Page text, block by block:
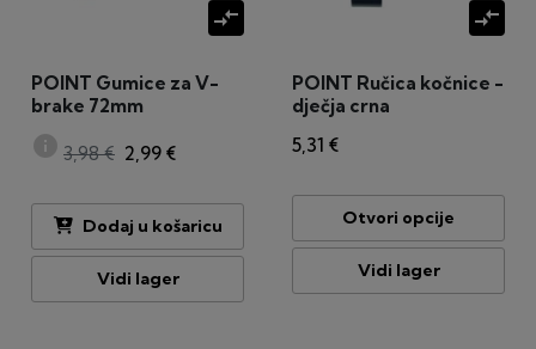
compare_arrows
POINT Gumice za V-
brake 72mm
info 3,98 € 2,99 €
Dodaj u košaricu
Vidi lager
compare_arrows
POINT Ručica kočnice -
dječja crna
5,31 €
Otvori opcije
Vidi lager